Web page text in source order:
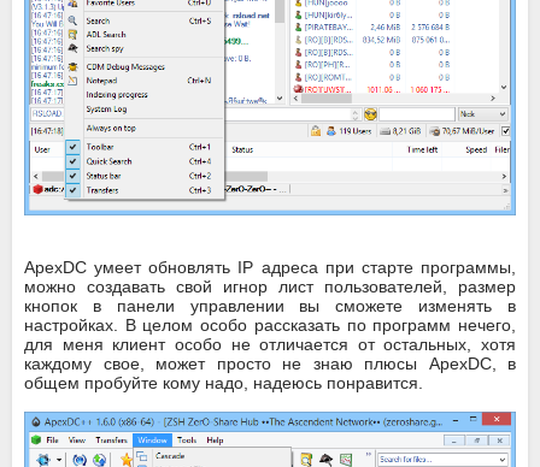
ApexDC умеет обновлять IP адреса при старте программы,
можно создавать свой игнор лист пользователей, размер
кнопок в панели управлении вы сможете изменять в
настройках. В целом особо рассказать по программ нечего,
для меня клиент особо не отличается от остальных, хотя
каждому свое, может просто не знаю плюсы ApexDC, в
общем пробуйте кому надо, надеюсь понравится.